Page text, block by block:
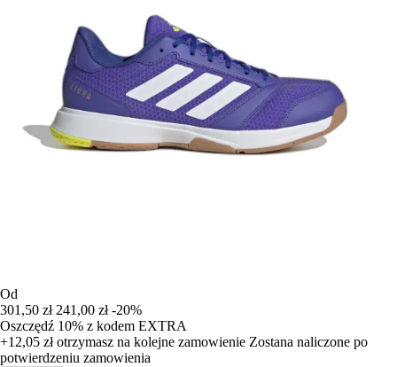
Od
301,50 zł 241,00 zł -20%
Oszczędź 10% z kodem EXTRA
+12,05 złotrzymasz na kolejne zamowienie Zostana naliczone po
potwierdzeniu zamowienia